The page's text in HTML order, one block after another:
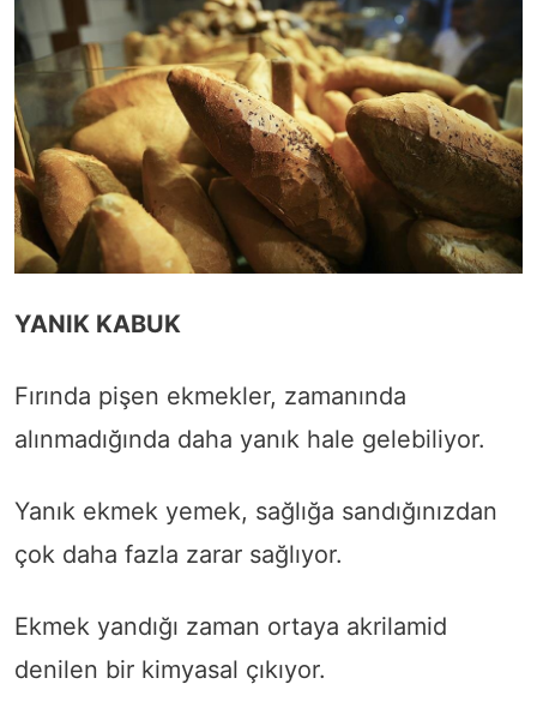
YANIK KABUK
Fırında pişen ekmekler, zamanında
alınmadığında daha yanık hale gelebiliyor.
Yanık ekmek yemek, sağlığa sandığınızdan
çok daha fazla zarar sağlıyor.
Ekmek yandığı zaman ortaya akrilamid
denilen bir kimyasal çıkıyor.